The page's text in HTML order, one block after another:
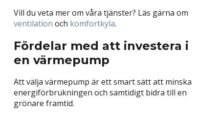
Vill du veta mer om våra tjänster? Läs gärna om
ventilation och komfortkyla.
Fördelar med att investera i
en värmepump
Att välja värmepump är ett smart sätt att minska
energiförbrukningen och samtidigt bidra till en
grönare framtid.